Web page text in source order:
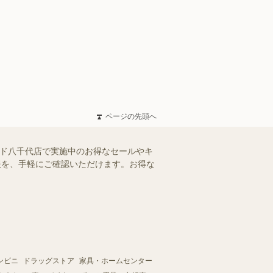
ページの先頭へ
八千代店で実施中のお得なセールやキ
、手軽にご確認いただけます。お得な
ビニ ドラッグストア
家具・ホームセンター